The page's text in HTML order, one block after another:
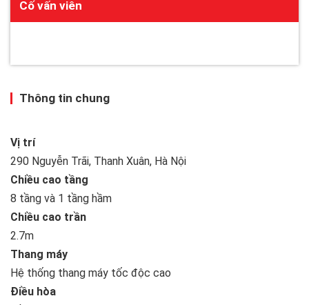
Cố vấn viên
Thông tin chung
Vị trí
290 Nguyễn Trãi, Thanh Xuân, Hà Nội
Chiều cao tầng
8 tầng và 1 tầng hầm
Chiều cao trần
2.7m
Thang máy
Hệ thống thang máy tốc độc cao
Điều hòa